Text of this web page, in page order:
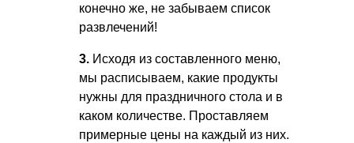
конечно же, не забываем список
развлечений!
3. Исходя из составленного меню,
мы расписываем, какие продукты
нужны для праздничного стола и в
каком количестве. Проставляем
примерные цены на каждый из них.